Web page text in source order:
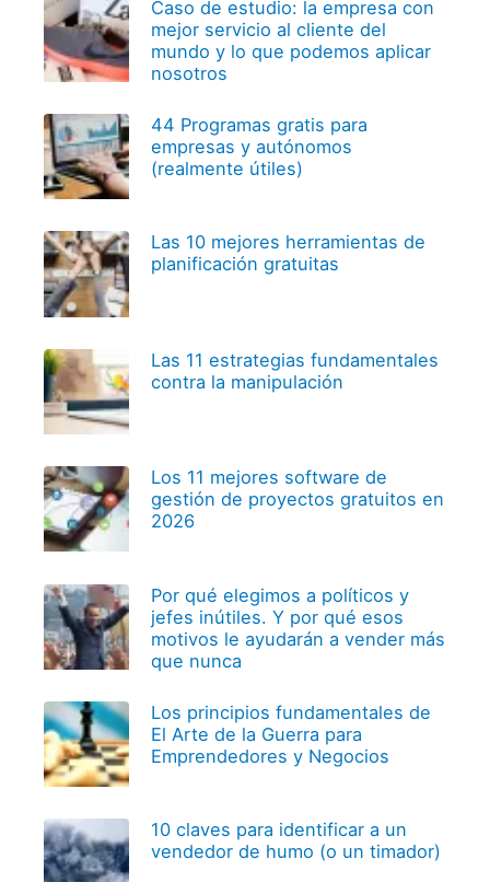
Caso de estudio: la empresa con
mejor servicio al cliente del
mundo y lo que podemos aplicar
nosotros
44 Programas gratis para
empresas y autónomos
(realmente útiles)
Las 10 mejores herramientas de
planificación gratuitas
Las 11 estrategias fundamentales
contra la manipulación
Los 11 mejores software de
gestión de proyectos gratuitos en
2026
Por qué elegimos a políticos y
jefes inútiles. Y por qué esos
motivos le ayudarán a vender más
que nunca
Los principios fundamentales de
El Arte de la Guerra para
Emprendedores y Negocios
10 claves para identificar a un
vendedor de humo (o un timador)